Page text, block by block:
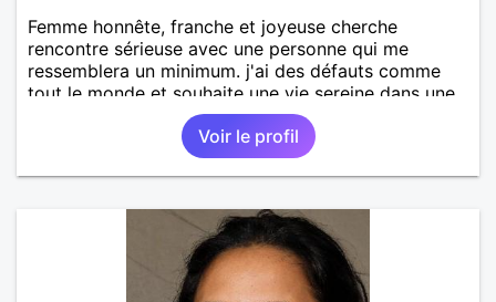
Femme honnête, franche et joyeuse cherche
rencontre sérieuse avec une personne qui me
ressemblera un minimum. j'ai des défauts comme
tout le monde et souhaite une vie sereine dans une
relation sur du long terme.
Voir le profil